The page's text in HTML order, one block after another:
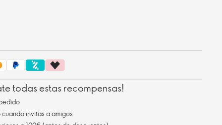
todas estas recompensas!
invitas a amigos